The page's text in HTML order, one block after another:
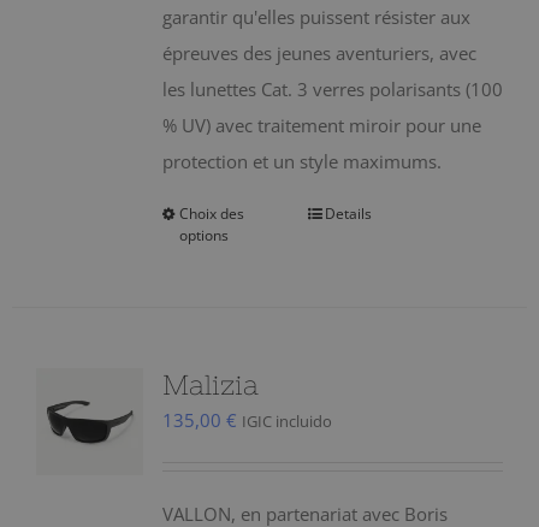
garantir qu'elles puissent résister aux
épreuves des jeunes aventuriers, avec
les lunettes Cat. 3 verres polarisants (100
% UV) avec traitement miroir pour une
protection et un style maximums.
Choix des
options
Ce
être
Details
Malizia
135,00 € IGIC incluido
VALLON, en partenariat avec Boris